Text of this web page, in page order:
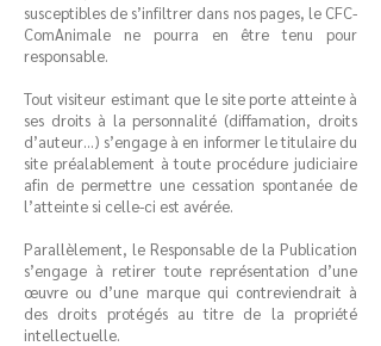
susceptibles de s’infiltrer dans nos pages, le CFC-
ComAnimale ne pourra en être tenu pour
responsable.
Tout visiteur estimant que le site porte atteinte à
ses droits à la personnalité (diffamation, droits
d’auteur…) s’engage à en informer le titulaire du
site préalablement à toute procédure judiciaire
afin de permettre une cessation spontanée de
l’atteinte si celle-ci est avérée.
Parallèlement, le Responsable de la Publication
s’engage à retirer toute représentation d’une
œuvre ou d’une marque qui contreviendrait à
des droits protégés au titre de la propriété
intellectuelle.